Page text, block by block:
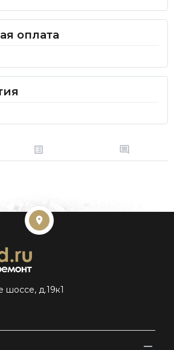
оплата
шоссе, д.19к1